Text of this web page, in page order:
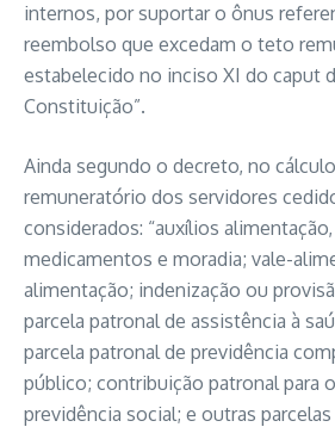
internos, por suportar o ônus
reembolso que excedam o teto
estabelecido no inciso XI do caput
Constituição”.
Ainda segundo o decreto, no
remuneratório dos servidores
considerados: “auxílios
medicamentos e moradia; vale-
alimentação; indenização ou
parcela patronal de assistência à
parcela patronal de previdência
público; contribuição patronal para
previdência social; e outras